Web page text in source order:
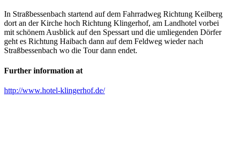
In Straßbessenbach startend auf dem Fahrradweg Richtung Keilberg
dort an der Kirche hoch Richtung Klingerhof, am Landhotel vorbei
mit schönem Ausblick auf den Spessart und die umliegenden Dörfer
geht es Richtung Haibach dann auf dem Feldweg wieder nach
Straßbessenbach wo die Tour dann endet.
Further information at
http://www.hotel-klingerhof.de/